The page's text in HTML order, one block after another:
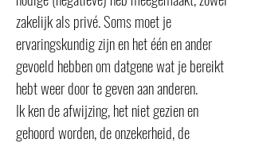
zakelijk als privé. Soms moet je
ervaringskundig zijn en het één en ander
gevoeld hebben om datgene wat je bereikt
hebt weer door te geven aan anderen.
Ik ken de afwijzing, het niet gezien en
gehoord worden, de onzekerheid, de